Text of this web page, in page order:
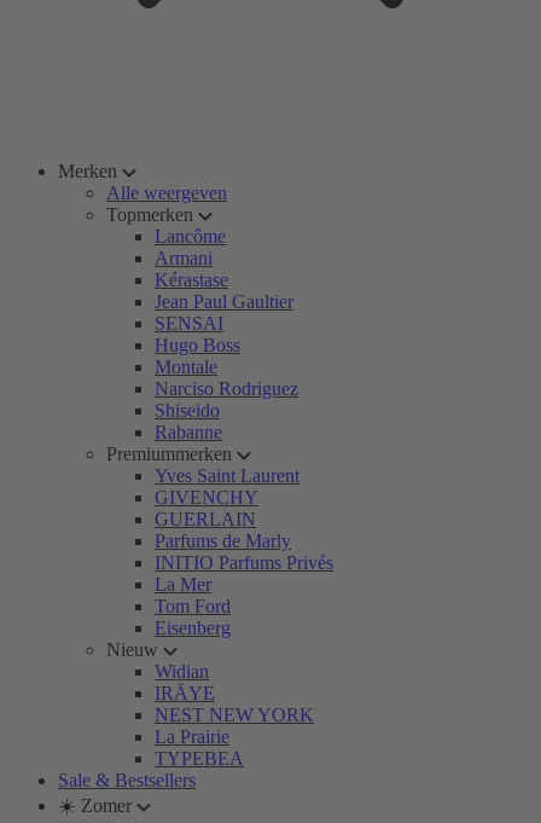
Merken
Alle weergeven
Topmerken
Lancôme
Armani
Kérastase
Jean Paul Gaultier
SENSAI
Hugo Boss
Montale
Narciso Rodriguez
Shiseido
Rabanne
Premiummerken
Yves Saint Laurent
GIVENCHY
GUERLAIN
Parfums de Marly
INITIO Parfums Privés
La Mer
Tom Ford
Eisenberg
Nieuw
Widian
IRÄYE
NEST NEW YORK
La Prairie
TYPEBEA
Sale & Bestsellers
☀️ Zomer